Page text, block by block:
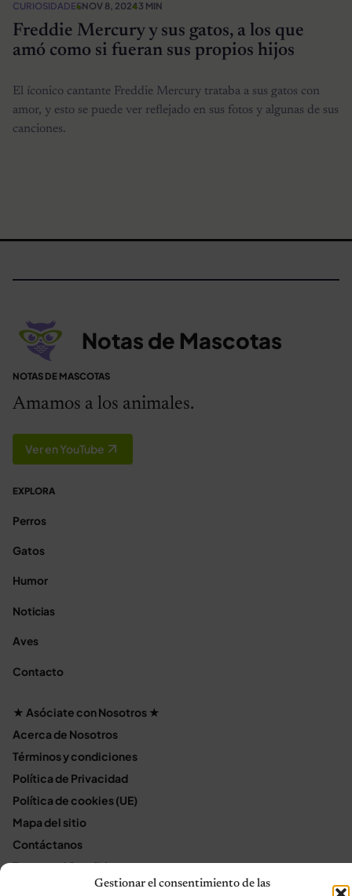
Gestionar el consentimiento de las
CURIOSIDADESNOV 8, 20243 MIN
Freddie Mercury y sus gatos, a los que
amó como si fueran sus propios hijos
El íconico cantante Freddie Mercury trataba a sus gatos con
amor, y esto se puede ver reflejado en sus fotos y algunas de sus
canciones.
Notas de Mascotas
NOTAS DE MASCOTAS
Amamos a los animales.
Ver en YouTube
EXPLORA
Perros
Gatos
Humor
Noticias
Aves
Contacto
★ Asóciate con Nosotros ★
Acerca de Nosotros
Términos y condiciones
Política de Privacidad
Política de cookies (UE)
Mapa del sitio
Contáctanos
Terms and Conditions